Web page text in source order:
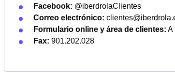
Facebook: @iberdrolaClientes
Correo electrónico:
Formulario online y área de clientes: A
Fax: 901.202.028